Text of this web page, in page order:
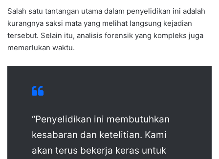
Salah satu tantangan utama dalam penyelidikan ini adalah
kurangnya saksi mata yang melihat langsung kejadian
tersebut. Selain itu, analisis forensik yang kompleks juga
memerlukan waktu.
“Penyelidikan ini membutuhkan
kesabaran dan ketelitian. Kami
akan terus bekerja keras untuk